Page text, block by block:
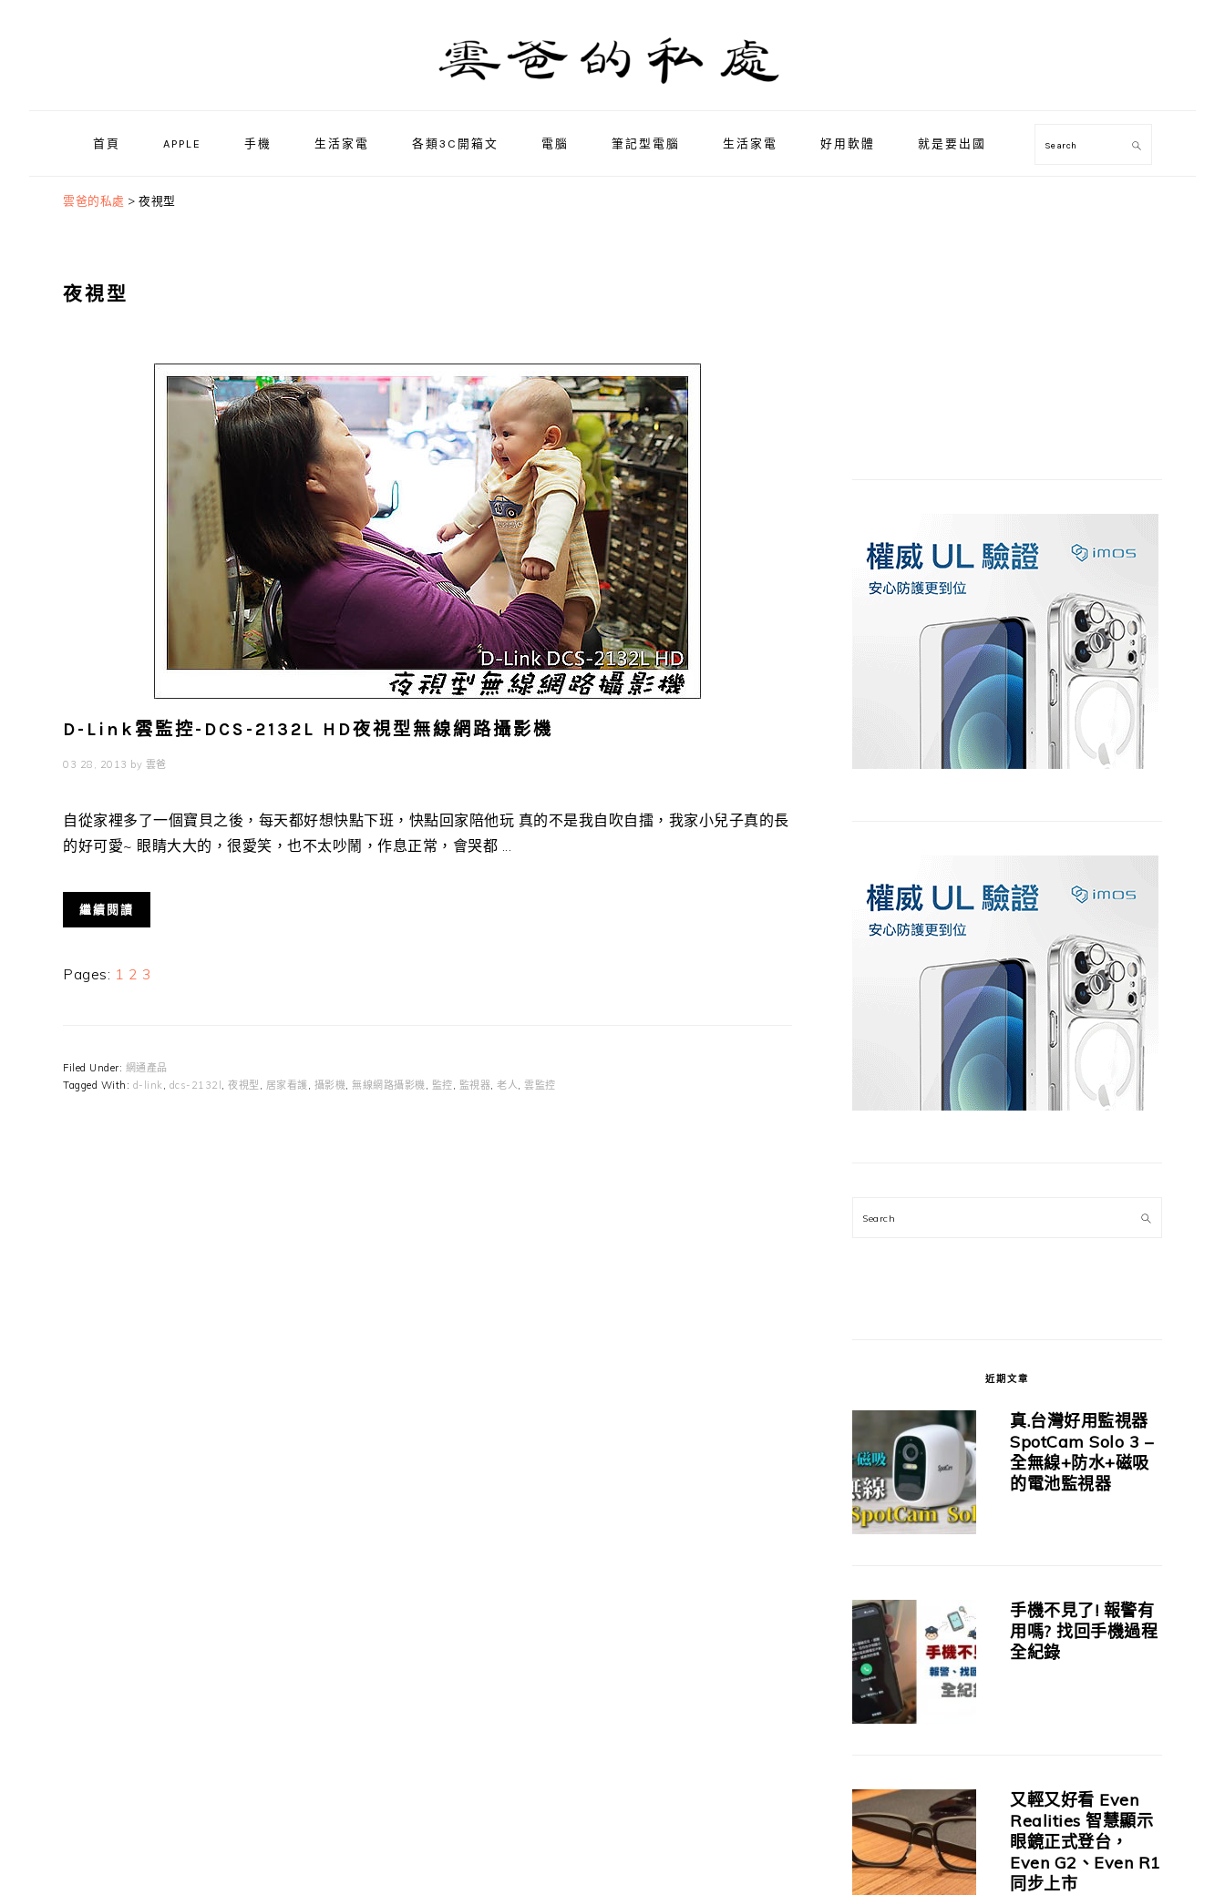
首頁 APPLE 手機 生活家電 各類3C開箱文 電腦 筆記型電腦 生活家電 好用軟體 就是要出國 Search
雲爸的私處 > 夜視型
夜視型
D-Link雲監控-DCS-2132L HD夜視型無線網路攝影機
03 28, 2013 by 雲爸
自從家裡多了一個寶貝之後，每天都好想快點下班，快點回家陪他玩 真的不是我自吹自擂，我家小兒子真的長
的好可愛~ 眼睛大大的，很愛笑，也不太吵鬧，作息正常，會哭都 ...
繼續閱讀
Pages: Page
1 Page
2 Page
3
Filed Under: 網通產品
Tagged With: d-link, dcs-2132l , 夜視型 , 居家看護, 攝影機, 無線網路攝影機, 監控, 監視器, 老人, 雲監控
Search
近期文章
真.台灣好用監視器
SpotCam Solo 3 –
全無線+防水+磁吸
的電池監視器
手機不見了! 報警有
用嗎? 找回手機過程
全紀錄
又輕又好看 Even
Realities 智慧顯示
眼鏡正式登台，
Even G2、Even R1
同步上市